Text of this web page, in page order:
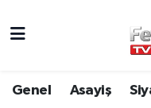
Genel Asayiş
Muğla Hava